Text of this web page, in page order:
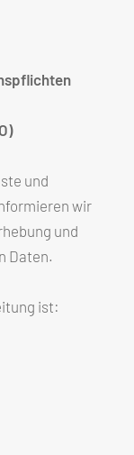
und
wir
und
Daten.
ist: